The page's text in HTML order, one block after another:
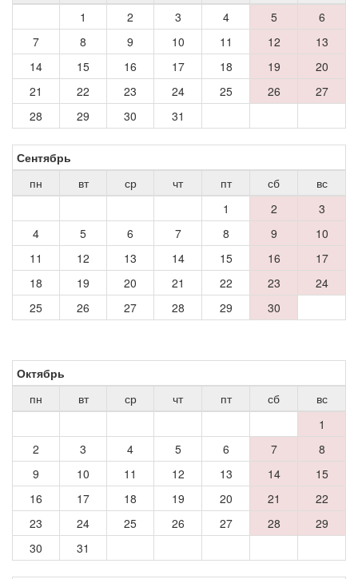
1
2 3 4 5
6
7
8 9 10 11 12
13
14
15 16 17 18 19
20
21
22 23 24 25 26
27
28
29 30 31
Сентябрь
пн
вт ср чт пт сб
вс
1
2
3
4
5 6 7 8 9
10
11
12 13 14 15 16
17
18
19 20 21 22 23
24
25
26 27 28 29 30
Октябрь
пн
вт ср чт пт сб
вс
1
2
3 4 5 6 7
8
9
10 11 12 13 14
15
16
17 18 19 20 21
22
23
24 25 26 27 28
29
30
31